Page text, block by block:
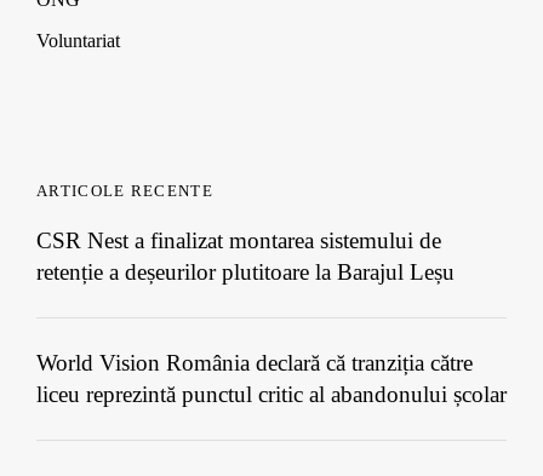
Voluntariat
ARTICOLE RECENTE
CSR Nest a finalizat montarea sistemului de
retenție a deșeurilor plutitoare la Barajul Leșu
World Vision România declară că tranziția către
liceu reprezintă punctul critic al abandonului școlar